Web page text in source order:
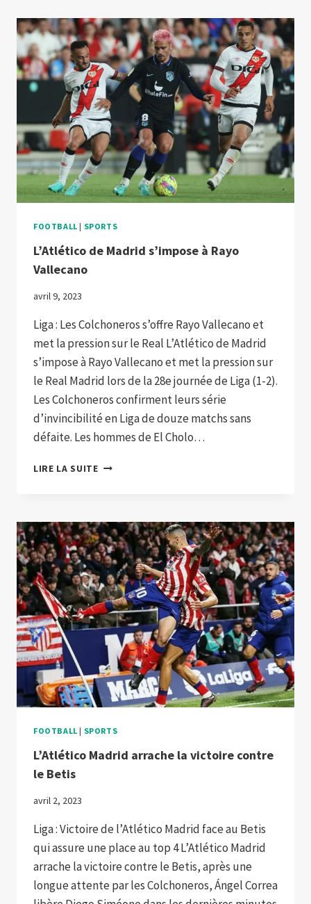
DOUBLÉ
DE
GRIEZMANN
FOOTBALL | SPORTS
L’Atlético de Madrid s’impose à Rayo
Vallecano
avril 9, 2023
Liga : Les Colchoneros s’offre Rayo Vallecano et
met la pression sur le Real L’Atlético de Madrid
s’impose à Rayo Vallecano et met la pression sur
le Real Madrid lors de la 28e journée de Liga (1-2).
Les Colchoneros confirment leurs série
d’invincibilité en Liga de douze matchs sans
défaite. Les hommes de El Cholo…
LIRE LA SUITEL’ATLÉTICO
À
RAYO
VALLECANO
FOOTBALL | SPORTS
L’Atlético Madrid arrache la victoire contre
le Betis
avril 2, 2023
Liga : Victoire de l’Atlético Madrid face au Betis
qui assure une place au top 4 L’Atlético Madrid
arrache la victoire contre le Betis, après une
longue attente par les Colchoneros, Ángel Correa